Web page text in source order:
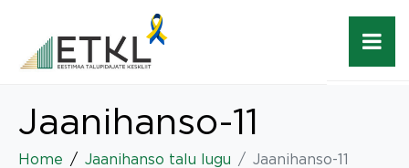
Jaanihanso-11
Home Jaanihanso talu lugu Jaanihanso-11